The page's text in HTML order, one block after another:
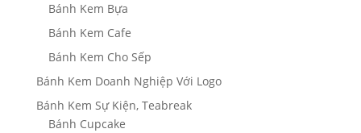
Bánh Kem Bựa
Bánh Kem Cafe
Bánh Kem Cho Sếp
Bánh Kem Doanh Nghiệp Với Logo
Bánh Kem Sự Kiện, Teabreak
Bánh Cupcake